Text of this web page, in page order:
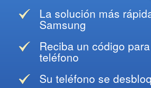
La solución más
Samsung
Reciba un código
teléfono
Su teléfono se